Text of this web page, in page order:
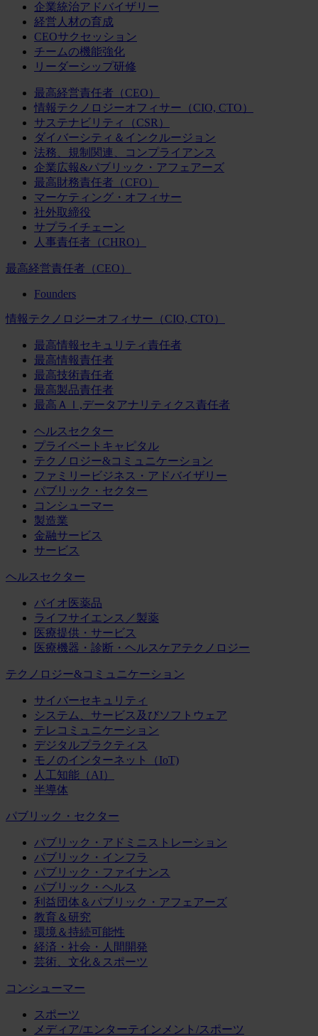
企業統治アドバイザリー
経営人材の育成
CEOサクセッション
チームの機能強化
リーダーシップ研修
最高経営責任者（CEO）
情報テクノロジーオフィサー（CIO, CTO）
サステナビリティ（CSR）
ダイバーシティ＆インクルージョン
法務、規制関連、コンプライアンス
企業広報&パブリック・アフェアーズ
最高財務責任者（CFO）
マーケティング・オフィサー
社外取締役
サプライチェーン
人事責任者（CHRO）
最高経営責任者（CEO）
Founders
情報テクノロジーオフィサー（CIO, CTO）
最高情報セキュリティ責任者
最高情報責任者
最高技術責任者
最高製品責任者
最高ＡＩ,データアナリティクス責任者
ヘルスセクター
プライベートキャピタル
テクノロジー&コミュニケーション
ファミリービジネス・アドバイザリー
パブリック・セクター
コンシューマー
製造業
金融サービス
サービス
ヘルスセクター
バイオ医薬品
ライフサイエンス／製薬
医療提供・サービス
医療機器・診断・ヘルスケアテクノロジー
テクノロジー&コミュニケーション
サイバーセキュリティ
システム、サービス及びソフトウェア
テレコミュニケーション
デジタルプラクティス
モノのインターネット（IoT)
人工知能（AI）
半導体
パブリック・セクター
パブリック・アドミニストレーション
パブリック・インフラ
パブリック・ファイナンス
パブリック・ヘルス
利益団体＆パブリック・アフェアーズ
教育＆研究
環境＆持続可能性
経済・社会・人間開発
芸術、文化＆スポーツ
コンシューマー
スポーツ
メディア/エンターテインメント/スポーツ